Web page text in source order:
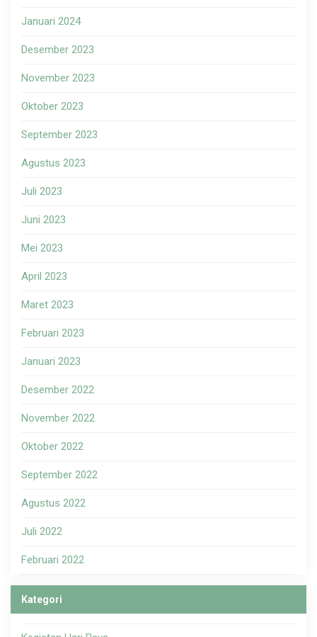
Januari 2024
Desember 2023
November 2023
Oktober 2023
September 2023
Agustus 2023
Juli 2023
Juni 2023
Mei 2023
April 2023
Maret 2023
Februari 2023
Januari 2023
Desember 2022
November 2022
Oktober 2022
September 2022
Agustus 2022
Juli 2022
Februari 2022
Kategori